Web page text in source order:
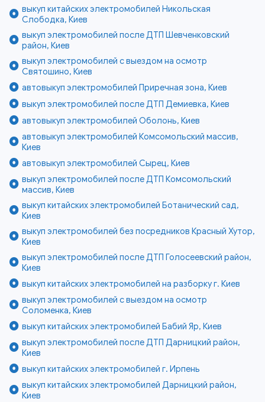
выкуп китайских электромобилей Никольская
Слободка, Киев
выкуп электромобилей после ДТП Шевченковский
район, Киев
выкуп электромобилей с выездом на осмотр
Святошино, Киев
автовыкуп электромобилей Приречная зона, Киев
выкуп электромобилей после ДТП Демиевка, Киев
автовыкуп электромобилей Оболонь, Киев
автовыкуп электромобилей Комсомольский массив,
Киев
автовыкуп электромобилей Сырец, Киев
выкуп электромобилей после ДТП Комсомольский
массив, Киев
выкуп китайских электромобилей Ботанический сад,
Киев
выкуп электромобилей без посредников Красный Хутор,
Киев
выкуп электромобилей после ДТП Голосеевский район,
Киев
выкуп китайских электромобилей на разборку г. Киев
выкуп электромобилей с выездом на осмотр
Соломенка, Киев
выкуп китайских электромобилей Бабий Яр, Киев
выкуп электромобилей после ДТП Дарницкий район,
Киев
выкуп китайских электромобилей г. Ирпень
выкуп китайских электромобилей Дарницкий район,
Киев